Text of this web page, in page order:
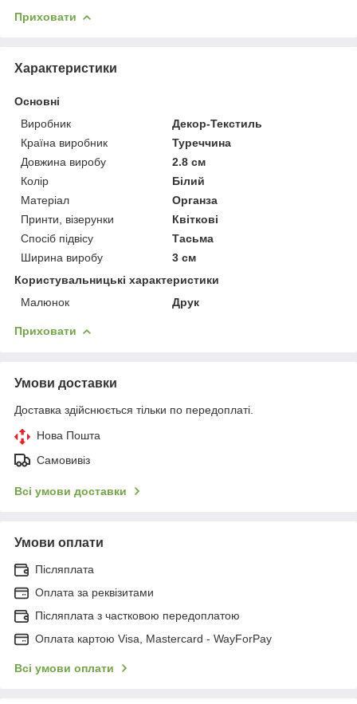
Приховати
Характеристики
Основні
Виробник
Декор-Текстиль
Країна виробник
Туреччина
Довжина виробу
2.8 см
Колір
Білий
Матеріал
Органза
Принти, візерунки
Квіткові
Спосіб підвісу
Тасьма
Ширина виробу
3 см
Користувальницькі характеристики
Малюнок
Друк
Приховати
Умови доставки
Доставка здійснюється тільки по передоплаті.
Нова Пошта
Самовивіз
Всі умови доставки
Умови оплати
Післяплата
Оплата за реквізитами
Післяплата з частковою передоплатою
Оплата картою Visa, Mastercard - WayForPay
Всі умови оплати